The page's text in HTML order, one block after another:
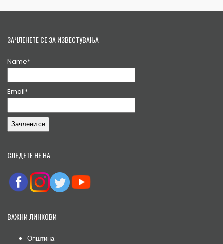
ЗАЧЛЕНЕТЕ СЕ ЗА ИЗВЕСТУВАЊА
Name*
Email*
СЛЕДЕТЕ НЕ НА
ВАЖНИ ЛИНКОВИ
Општина